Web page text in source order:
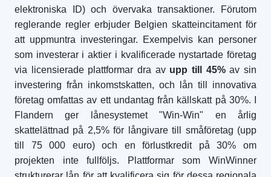
elektroniska ID) och övervaka transaktioner. Förutom
reglerande regler erbjuder Belgien skatteincitament för
att uppmuntra investeringar. Exempelvis kan personer
som investerar i aktier i kvalificerade nystartade företag
via licensierade plattformar dra av upp till 45%av sin
investering från inkomstskatten, och lån till innovativa
företag omfattas av ett undantag från källskatt på 30%. I
Flandern ger lånesystemet "Win-Win" en årlig
skattelättnad på 2,5% för långivare till småföretag (upp
till 75 000 euro) och en förlustkredit på 30% om
projekten inte fullföljs. Plattformar som WinWinner